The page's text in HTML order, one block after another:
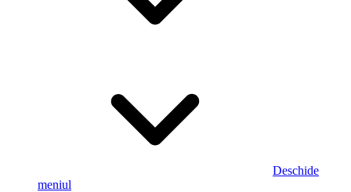
Deschide
meniul